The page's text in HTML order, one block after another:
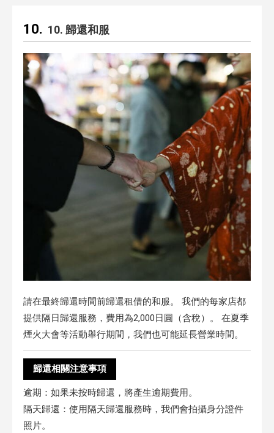
10. 歸還和服
請在最終歸還時間前歸還租借的和服。 我們的每家店都
提供隔日歸還服務，費用為2,000日圓（含稅）。 在夏季
煙火大會等活動舉行期間，我們也可能延長營業時間。
歸還相關注意事項
逾期：如果未按時歸還，將產生逾期費用。
隔天歸還：使用隔天歸還服務時，我們會拍攝身分證件
照片。